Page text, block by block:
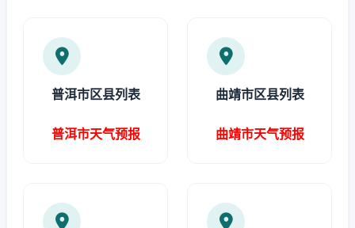
普洱市区县列表
普洱市天气预报
曲靖市区县列表
曲靖市天气预报